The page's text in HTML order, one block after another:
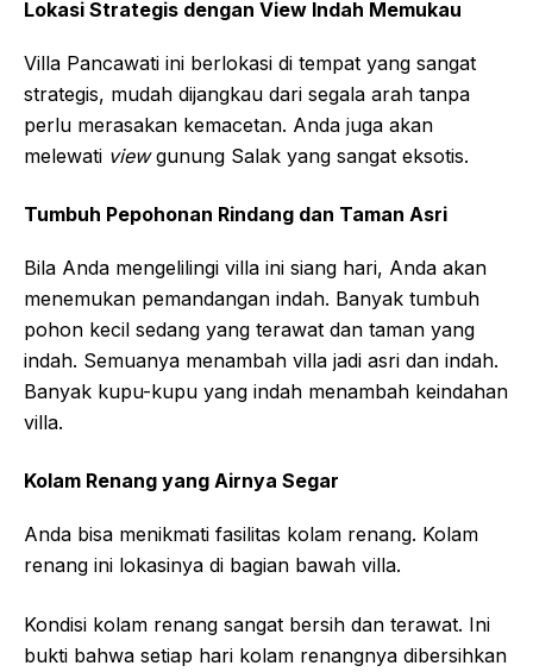
Lokasi Strategis dengan View Indah Memukau
Villa Pancawati ini berlokasi di tempat yang sangat
strategis, mudah dijangkau dari segala arah tanpa
perlu merasakan kemacetan. Anda juga akan
melewati viewgunung Salak yang sangat eksotis.
Tumbuh Pepohonan Rindang dan Taman Asri
Bila Anda mengelilingi villa ini siang hari, Anda akan
menemukan pemandangan indah. Banyak tumbuh
pohon kecil sedang yang terawat dan taman yang
indah. Semuanya menambah villa jadi asri dan indah.
Banyak kupu-kupu yang indah menambah keindahan
villa.
Kolam Renang yang Airnya Segar
Anda bisa menikmati fasilitas kolam renang. Kolam
renang ini lokasinya di bagian bawah villa.
Kondisi kolam renang sangat bersih dan terawat. Ini
bukti bahwa setiap hari kolam renangnya dibersihkan